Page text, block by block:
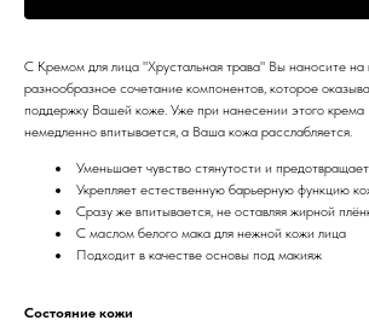
С Кремом для лица "Хрустальная трава" Вы наносите на
разнообразное сочетание компонентов, которое
поддержку Вашей коже. Уже при нанесении этого крема
немедленно впитывается, а Ваша кожа расслабляется.
Уменьшает чувство стянутости и
Укрепляет естественную барьерную функцию
Сразу же впитывается, не оставляя жирной
С маслом белого мака для нежной кожи лица
Подходит в качестве основы под макияж
Состояние кожи